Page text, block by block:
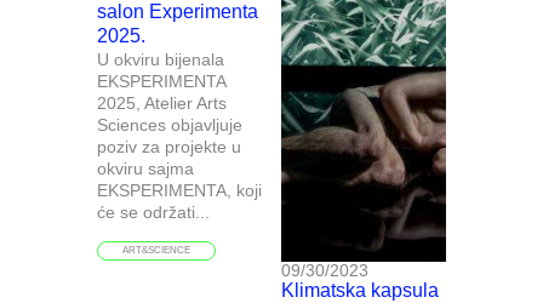
salon Experimenta
2025.
U okviru bijenala
EKSPERIMENTA
2025, Atelier Arts
Sciences objavljuje
poziv za projekte u
okviru sajma
EKSPERIMENTA, koji
će se održati...
ART&SCIENCE
09/30/2023
Klimatska kapsula